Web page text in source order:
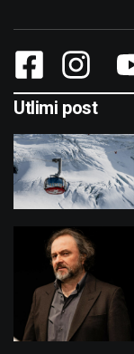
Utlimi post